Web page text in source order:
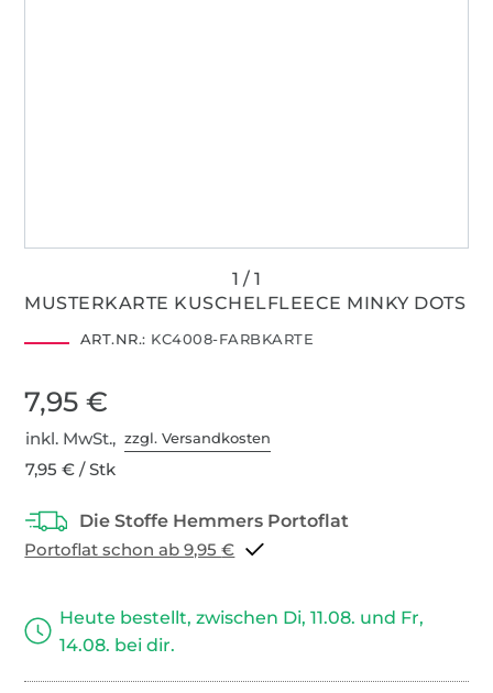
MUSTERKARTE KUSCHELFLEECE MINKY DOTS
ART.NR.: KC4008-FARBKARTE
7,95 €
inkl. MwSt.,zzgl. Versandkosten
7,95 € / Stk
Portoflat schon ab 9,95 €
Heute bestellt, zwischen Di, 11.08. und Fr,
14.08. bei dir.